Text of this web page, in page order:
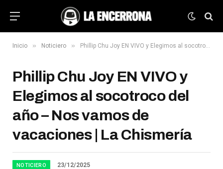
Inicio » Noticiero » Phillip Chu Joy EN VIVO y Elegimos al socotroco del año – Nos vamos de vacaciones | La Chismería
Phillip Chu Joy EN VIVO y
Elegimos al socotroco del
año – Nos vamos de
vacaciones | La Chismería
NOTICIERO 23/12/2025